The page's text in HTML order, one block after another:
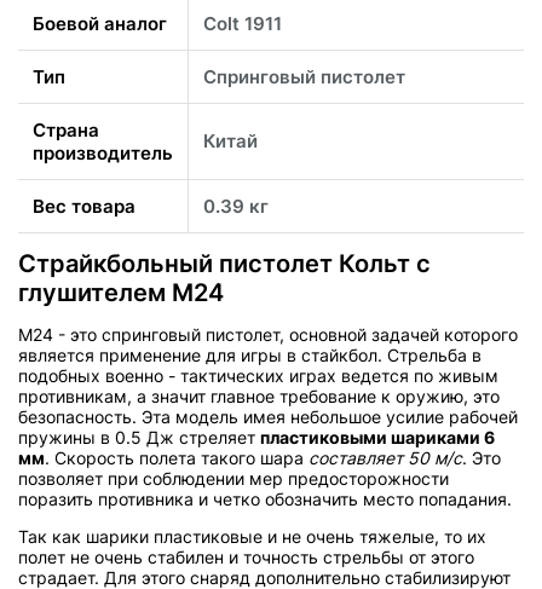
Боевой аналог Colt 1911
Тип Спринговый пистолет
Страна
производитель
Китай
Вес товара 0.39 кг
Страйкбольный пистолет Кольт с
глушителем M24
М24 - это спринговый пистолет, основной задачей которого
является применение для игры в стайкбол. Стрельба в
подобных военно - тактических играх ведется по живым
противникам, а значит главное требование к оружию, это
безопасность. Эта модель имея небольшое усилие рабочей
пружины в 0.5 Дж стреляет пластиковыми шариками 6
мм. Скорость полета такого шара составляет 50 м/с. Это
позволяет при соблюдении мер предосторожности
поразить противника и четко обозначить место попадания.
Так как шарики пластиковые и не очень тяжелые, то их
полет не очень стабилен и точность стрельбы от этого
страдает. Для этого снаряд дополнительно стабилизируют